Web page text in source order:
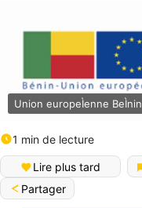
Union europeÌenne BeÌnin
1 min de lecture
Lire plus tard
Partager